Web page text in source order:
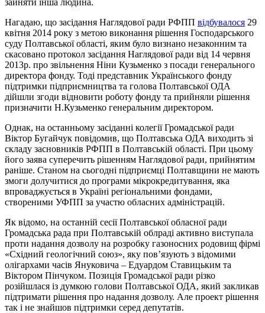
Нагадаю, що засідання Наглядової ради РФПП відбувалося 29
квітня 2014 року з метою виконання рішення Господарського
суду Полтавської області, яким було визнано незаконним та
скасовано протокол засідання Наглядової ради від 14 червня
2013р. про звільнення Ніни Кузьменко з посади генерального
директора фонду. Тоді представник Українського фонду
підтримки підприємництва та голова Полтавської ОДА
дійшли згоди відновити роботу фонду та прийняли рішення
призначити Н.Кузьменко генеральним директором.
Однак, на останньому засіданні колегії Громадської ради
Віктор Бугайчук повідомив, що Полтавська ОДА виходить зі
складу засновників РФПП в Полтавській області. При цьому
його заява суперечить рішенням Наглядової ради, прийнятим
раніше. Станом на сьогодні підприємці Полтавщини не мають
змоги долучитися до програми мікрокредитування, яка
впроваджується в Україні регіональними фондами,
створеними УФПП за участю обласних адміністрацій.
Як відомо, на останній сесії Полтавської обласної ради
Громадська рада при Полтавській облраді активно виступала
проти надання дозволу на розробку газоносних родовищ фірмі
«Східний геологічний союз», яку пов’язують з відомими
олігархами часів Януковича – Едуардом Ставицьким та
Віктором Пінчуком. Позиція Громадської ради різко
розійшлася із думкою голови Полтавської ОДА, який закликав
підтримати рішення про надання дозволу. Але проект рішення
так і не знайшов підтримки серед депутатів.